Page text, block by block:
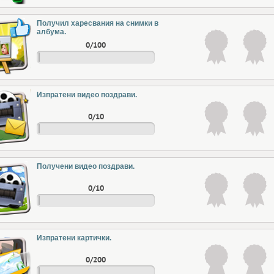
Получил харесвания на снимки в
албума.
0/100
Изпратени видео поздрави.
0/10
Получени видео поздрави.
0/10
Изпратени картички.
0/200